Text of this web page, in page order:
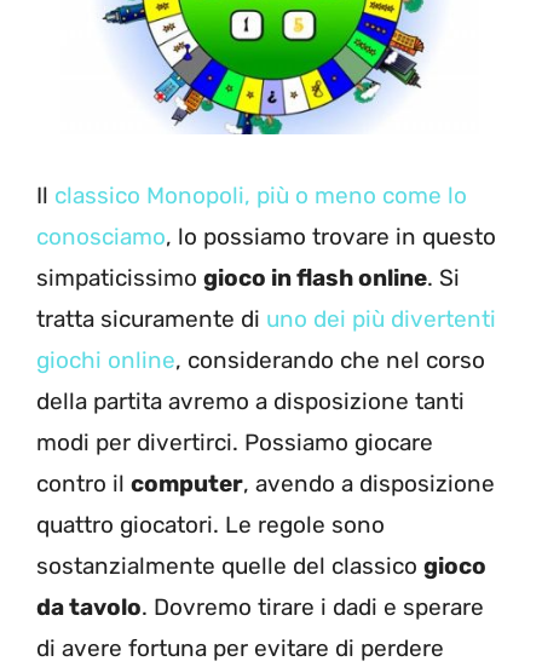
Il classico Monopoli, più o meno come lo
conosciamo, lo possiamo trovare in questo
simpaticissimo gioco in flash online. Si
tratta sicuramente di uno dei più divertenti
giochi online, considerando che nel corso
della partita avremo a disposizione tanti
modi per divertirci. Possiamo giocare
contro il computer, avendo a disposizione
quattro giocatori. Le regole sono
sostanzialmente quelle del classico gioco
da tavolo. Dovremo tirare i dadi e sperare
di avere fortuna per evitare di perdere